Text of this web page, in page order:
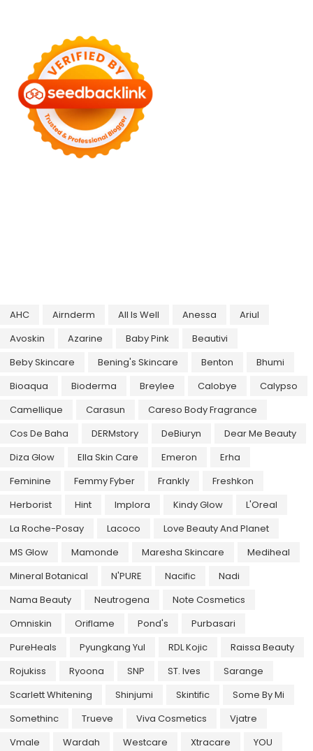
AHC Airnderm All Is Well Anessa
Ariul
Avoskin
Azarine Baby Pink
Beautivi
Beby Skincare
Bening's Skincare Benton
Bhumi
Bioaqua
Bioderma Breylee Calobye
Calypso
Camellique
Carasun
Careso Body Fragrance
Cos De Baha
DERMstory DeBiuryn
Dear Me Beauty
Diza Glow
Ella Skin Care Emeron
Erha
Feminine
Femmy Fyber Frankly
Freshkon
Herborist
Hint Implora Kindy Glow
L'Oreal
La Roche-Posay
Lacoco
Love Beauty And Planet
MS Glow
Mamonde Maresha Skincare
Mediheal
Mineral Botanical
N'PURE Nacific
Nadi
Nama Beauty
Neutrogena
Note Cosmetics
Omniskin
Oriflame Pond's
Purbasari
PureHeals
Pyungkang Yul RDL Kojic
Raissa Beauty
Rojukiss
Ryoona SNP ST. Ives
Sarange
Scarlett Whitening
Shinjumi Skintific
Some By Mi
Somethinc
Trueve Viva Cosmetics
Vjatre
Vmale
Wardah Westcare Xtracare YOU